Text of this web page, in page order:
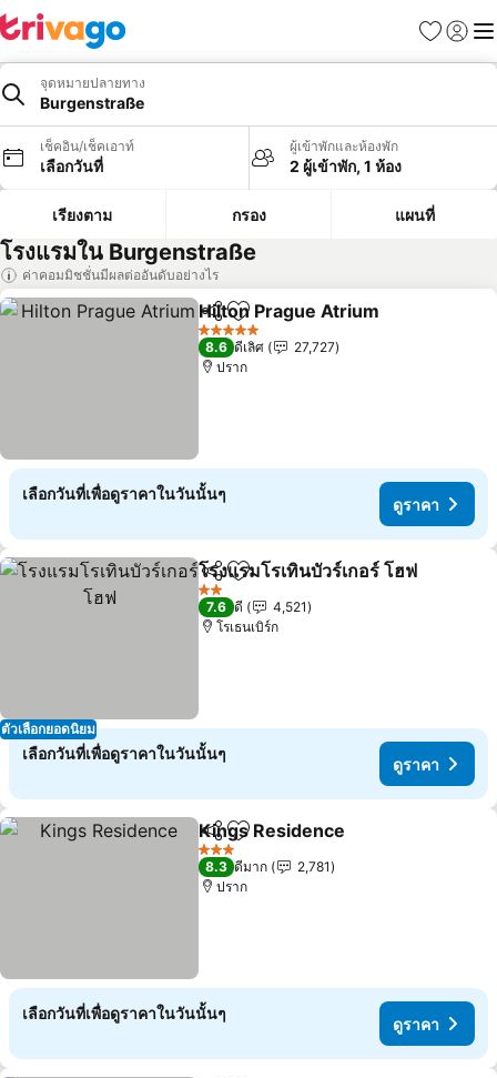
รายการโป
เข้าสู่ร
เมนู
จุดหมายปลายทาง
Burgenstraße
เช็คอิน/เช็คเอาท์
เลือกวันที่
ผู้เข้าพักและห้องพัก
2 ผู้เข้าพัก, 1 ห้อง
เรียงตาม กรอง แผนที่
โรงแรมใน Burgenstraße
ค่าคอมมิชชั่นมีผลต่ออันดับอย่างไร
แชร์ เพิ่มในรายการโปรด
Hilton Prague Atrium
5 ดาว
8.6 ดีเลิศ
27,727
ปราก
เลือกวันที่เพื่อดูราคาในวันนั้นๆ
ดูราคา
ตัวเลือกยอดนิยม
แชร์ เพิ่มในรายการโปรด
โรงแรมโรเทินบัวร์เกอร์ โฮฟ
2 ดาว
7.6 ดี
4,521
โรเธนเบิร์ก
เลือกวันที่เพื่อดูราคาในวันนั้นๆ
ดูราคา
แชร์ เพิ่มในรายการโปรด
Kings Residence
3 ดาว
8.3 ดีมาก
2,781
ปราก
เลือกวันที่เพื่อดูราคาในวันนั้นๆ
ดูราคา